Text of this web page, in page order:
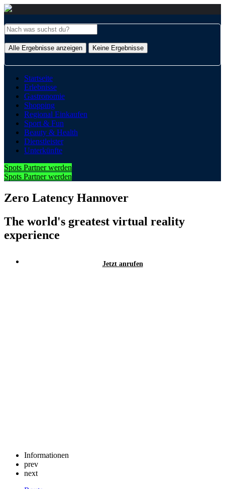
Alle Ergebnisse anzeigen Keine Ergebnisse
Startseite
Erlebnisse
Gastronomie
Shopping
Regional Einkaufen
Sport & Fun
Beauty & Health
Dienstleister
Unterkünfte
Spots Partner werden
Spots Partner werden
Zero Latency Hannover
The world's greatest virtual reality
experience
Jetzt anrufen
Informationen
prev
next